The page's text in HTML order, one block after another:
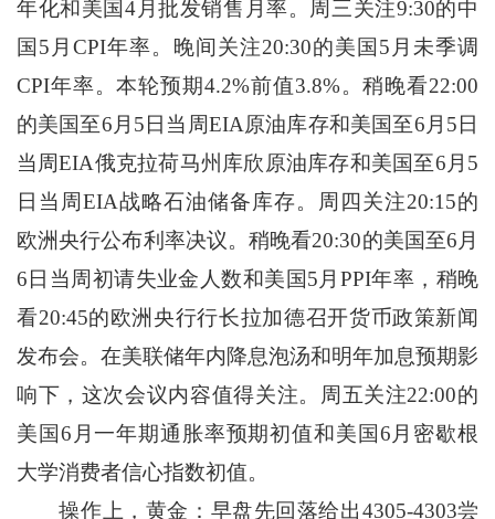
年化和美国4月批发销售月率。周三关注9:30的中
国5月CPI年率。晚间关注20:30的美国5月未季调
CPI年率。本轮预期4.2%前值3.8%。稍晚看22:00
的美国至6月5日当周EIA原油库存和美国至6月5日
当周EIA俄克拉荷马州库欣原油库存和美国至6月5
日当周EIA战略石油储备库存。周四关注20:15的
欧洲央行公布利率决议。稍晚看20:30的美国至6月
6日当周初请失业金人数和美国5月PPI年率，稍晚
看20:45的欧洲央行行长拉加德召开货币政策新闻
发布会。在美联储年内降息泡汤和明年加息预期影
响下，这次会议内容值得关注。周五关注22:00的
美国6月一年期通胀率预期初值和美国6月密歇根
大学消费者信心指数初值。
操作上，黄金：早盘先回落给出4305-4303尝